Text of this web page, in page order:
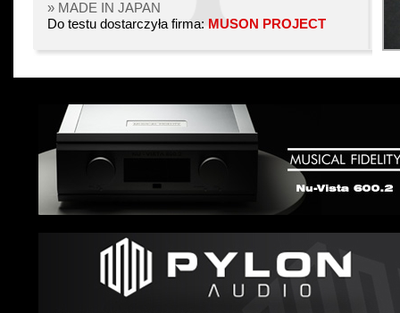
» MADE IN JAPAN
Do testu dostarczyła firma: MUSON PROJECT